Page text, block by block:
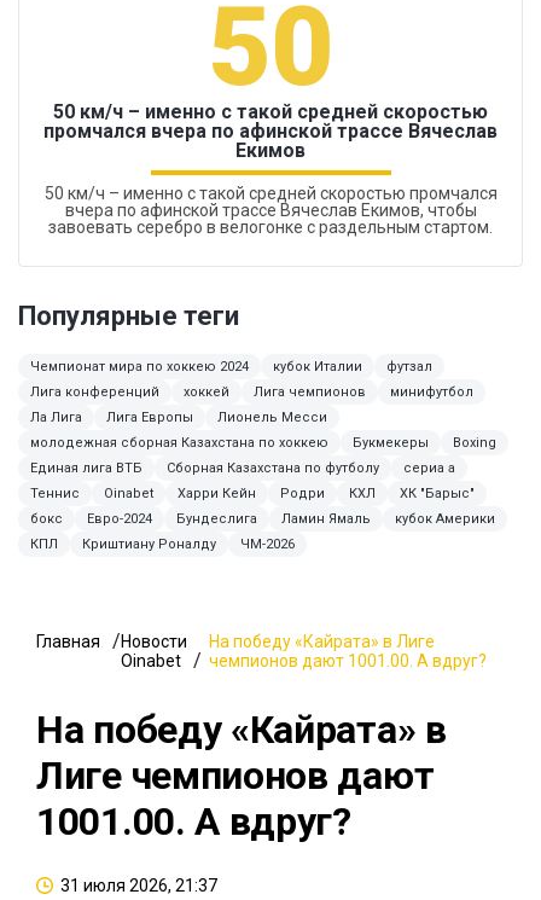
50
50 км/ч – именно с такой средней скоростью
промчался вчера по афинской трассе Вячеслав
Екимов
50 км/ч – именно с такой средней скоростью промчался
вчера по афинской трассе Вячеслав Екимов, чтобы
завоевать серебро в велогонке с раздельным стартом.
Популярные теги
Чемпионат мира по хоккею 2024 кубок Италии
футзал
Лига конференций
хоккей Лига чемпионов
минифутбол
Ла Лига
Лига Европы
Лионель Месси
молодежная сборная Казахстана по хоккею
Букмекеры
Boxing
Единая лига ВТБ
Сборная Казахстана по футболу
сериа а
Теннис
Oinabet Харри Кейн Родри КХЛ
ХК "Барыс"
бокс
Евро-2024 Бундеслига Ламин Ямаль
кубок Америки
КПЛ
Криштиану Роналду ЧМ-2026
Главная
Новости
Oinabet
На победу «Кайрата» в Лиге
чемпионов дают 1001.00. А вдруг?
На победу «Кайрата» в
Лиге чемпионов дают
1001.00. А вдруг?
31 июля 2026, 21:37